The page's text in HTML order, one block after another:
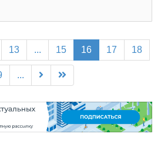
13 ... 15 16 17 18
...